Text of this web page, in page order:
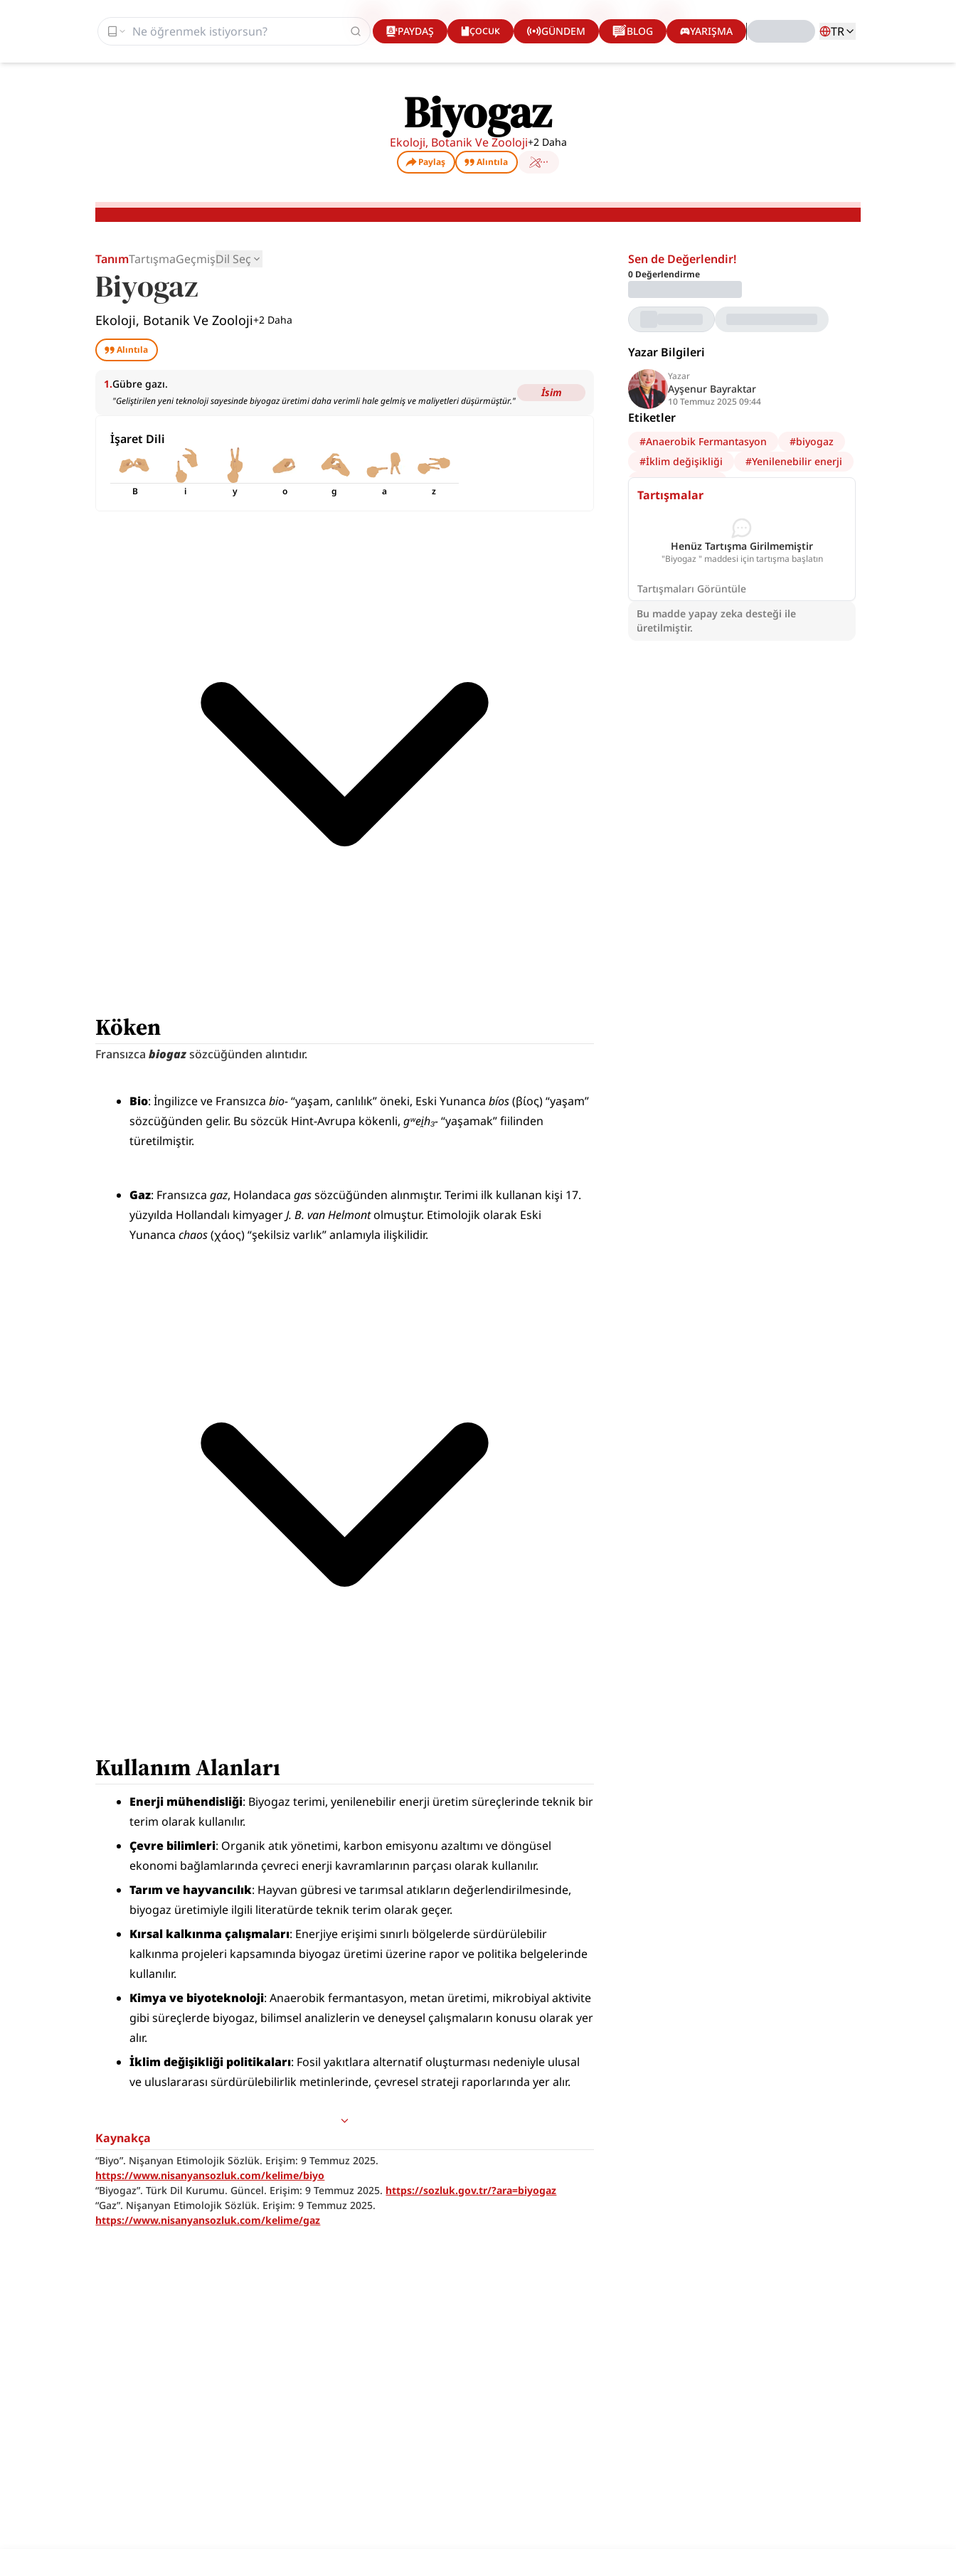
PAYDAŞ ÇOCUK GÜNDEM BLOG YARIŞMA TR
Biyogaz
Ekoloji, Botanik Ve Zooloji+2 Daha
Paylaş Alıntıla
TanımTartışmaGeçmişDil Seç
Biyogaz
Ekoloji, Botanik Ve Zooloji+2 Daha
Alıntıla
1.Gübre gazı.
"Geliştirilen yeni teknoloji sayesinde biyogaz üretimi daha verimli hale gelmiş ve maliyetleri düşürmüştür."
İsim
İşaret Dili
B i y o g a z
Köken
Fransızca biogaz sözcüğünden alıntıdır.
Bio: İngilizce ve Fransızca bio- “yaşam, canlılık” öneki, Eski Yunanca bíos (βίος) “yaşam”
sözcüğünden gelir. Bu sözcük Hint-Avrupa kökenli, gʷei̯h₃- “yaşamak” fiilinden
türetilmiştir.
Gaz: Fransızca gaz, Holandaca gas sözcüğünden alınmıştır. Terimi ilk kullanan kişi 17.
yüzyılda Hollandalı kimyager J. B. van Helmont olmuştur. Etimolojik olarak Eski
Yunanca chaos (χάος) “şekilsiz varlık” anlamıyla ilişkilidir.
Kullanım Alanları
Enerji mühendisliği: Biyogaz terimi, yenilenebilir enerji üretim süreçlerinde teknik bir
terim olarak kullanılır.
Çevre bilimleri: Organik atık yönetimi, karbon emisyonu azaltımı ve döngüsel
ekonomi bağlamlarında çevreci enerji kavramlarının parçası olarak kullanılır.
Tarım ve hayvancılık: Hayvan gübresi ve tarımsal atıkların değerlendirilmesinde,
biyogaz üretimiyle ilgili literatürde teknik terim olarak geçer.
Kırsal kalkınma çalışmaları: Enerjiye erişimi sınırlı bölgelerde sürdürülebilir
kalkınma projeleri kapsamında biyogaz üretimi üzerine rapor ve politika belgelerinde
kullanılır.
Kimya ve biyoteknoloji: Anaerobik fermantasyon, metan üretimi, mikrobiyal aktivite
gibi süreçlerde biyogaz, bilimsel analizlerin ve deneysel çalışmaların konusu olarak yer
alır.
İklim değişikliği politikaları: Fosil yakıtlara alternatif oluşturması nedeniyle ulusal
ve uluslararası sürdürülebilirlik metinlerinde, çevresel strateji raporlarında yer alır.
Kaynakça
https://www.nisanyansozluk.com/kelime/biyo
“Biyogaz”. Türk Dil Kurumu. Güncel. Erişim: 9 Temmuz 2025. https://sozluk.gov.tr/?ara=biyogaz
https://www.nisanyansozluk.com/kelime/gaz
Sen de Değerlendir!
0 Değerlendirme
Yazar Bilgileri
Yazar
Ayşenur Bayraktar
10 Temmuz 2025 09:44
Etiketler
#Anaerobik Fermantasyon #biyogaz
#İklim değişikliği #Yenilenebilir enerji
#Çevre bilimleri
Tartışmalar
Henüz Tartışma Girilmemiştir
"Biyogaz " maddesi için tartışma başlatın
Tartışmaları Görüntüle
Bu madde yapay zeka desteği ile
üretilmiştir.